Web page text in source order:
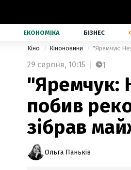
ЕКОНОМІКА БІЗНЕС
Кіно Кіноновини "Яремчук:
29 серпня, 10:15 1
"Яремчук:
побив
зібрав
Ольга Паньків